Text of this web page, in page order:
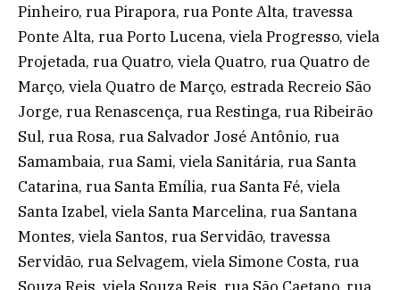
Pinheiro, rua Pirapora, rua Ponte Alta, travessa
Ponte Alta, rua Porto Lucena, viela Progresso, viela
Projetada, rua Quatro, viela Quatro, rua Quatro de
Março, viela Quatro de Março, estrada Recreio São
Jorge, rua Renascença, rua Restinga, rua Ribeirão
Sul, rua Rosa, rua Salvador José Antônio, rua
Samambaia, rua Sami, viela Sanitária, rua Santa
Catarina, rua Santa Emília, rua Santa Fé, viela
Santa Izabel, viela Santa Marcelina, rua Santana
Montes, viela Santos, rua Servidão, travessa
Servidão, rua Selvagem, viela Simone Costa, rua